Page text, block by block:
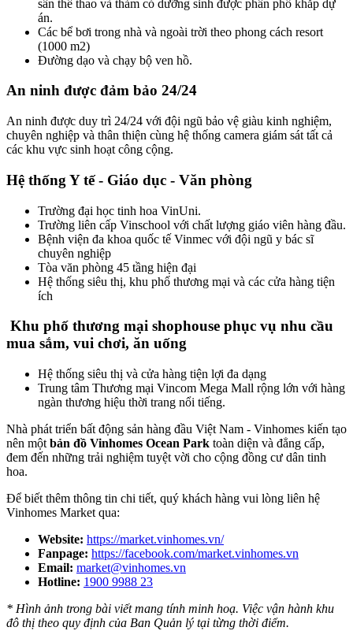
sân thể thao và thảm cỏ dưỡng sinh được phân phổ khắp dự
án.
Các bể bơi trong nhà và ngoài trời theo phong cách resort
(1000 m2)
Đường dạo và chạy bộ ven hồ.
An ninh được đảm bảo 24/24
An ninh được duy trì 24/24 với đội ngũ bảo vệ giàu kinh nghiệm,
chuyên nghiệp và thân thiện cùng hệ thống camera giám sát tất cả
các khu vực sinh hoạt công cộng.
Hệ thống Y tế - Giáo dục - Văn phòng
Trường đại học tinh hoa VinUni.
Trường liên cấp Vinschool với chất lượng giáo viên hàng đầu.
Bệnh viện đa khoa quốc tế Vinmec với đội ngũ y bác sĩ
chuyên nghiệp
Tòa văn phòng 45 tầng hiện đại
Hệ thống siêu thị, khu phố thương mại và các cửa hàng tiện
ích
Khu phố thương mại shophouse phục vụ nhu cầu
mua sắm, vui chơi, ăn uống
Hệ thống siêu thị và cửa hàng tiện lợi đa dạng
Trung tâm Thương mại Vincom Mega Mall rộng lớn với hàng
ngàn thương hiệu thời trang nổi tiếng.
Nhà phát triển bất động sản hàng đầu Việt Nam - Vinhomes kiến tạo
nên một bản đồ Vinhomes Ocean Park toàn diện và đẳng cấp,
đem đến những trải nghiệm tuyệt vời cho cộng đồng cư dân tinh
hoa.
Để biết thêm thông tin chi tiết, quý khách hàng vui lòng liên hệ
Vinhomes Market qua:
Website: https://market.vinhomes.vn/
Fanpage: https://facebook.com/market.vinhomes.vn
Email: market@vinhomes.vn
Hotline: 1900 9988 23
* Hình ảnh trong bài viết mang tính minh hoạ. Việc vận hành khu
đô thị theo quy định của Ban Quản lý tại từng thời điểm.